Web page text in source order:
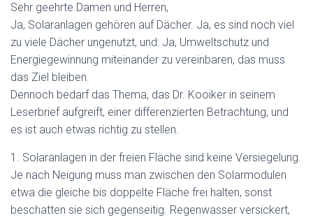
Sehr geehrte Damen und Herren,
Ja, Solaranlagen gehören auf Dächer. Ja, es sind noch viel
zu viele Dächer ungenutzt, und: Ja, Umweltschutz und
Energiegewinnung miteinander zu vereinbaren, das muss
das Ziel bleiben.
Dennoch bedarf das Thema, das Dr. Kooiker in seinem
Leserbrief aufgreift, einer differenzierten Betrachtung, und
es ist auch etwas richtig zu stellen.
1. Solaranlagen in der freien Fläche sind keine Versiegelung.
Je nach Neigung muss man zwischen den Solarmodulen
etwa die gleiche bis doppelte Fläche frei halten, sonst
beschatten sie sich gegenseitig. Regenwasser versickert,